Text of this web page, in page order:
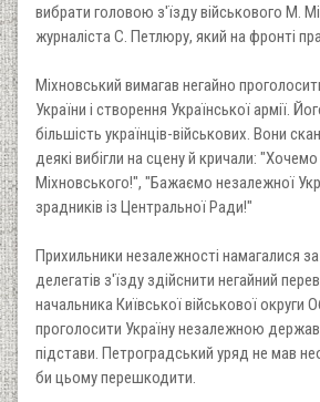
вибрати головою з'їзду військового М.
журналіста С. Петлюру, який на фронті
Міхновський вимагав негайно
України і створення Української армії.
більшість українців-військових. Вони
деякі вибігли на сцену й кричали:
Міхновського!", "Бажаємо незалежної
зрадників із Центральної Ради!"
Прихильники незалежності намагалися
делегатів з'їзду здійснити негайний
начальника Київської військової округи
проголосити Україну незалежною
підстави. Петроградський уряд не мав
би цьому перешкодити.